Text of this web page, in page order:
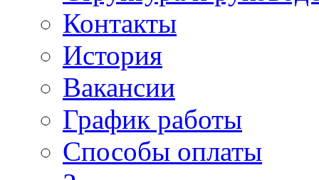
Контакты
История
Вакансии
График работы
Способы оплаты